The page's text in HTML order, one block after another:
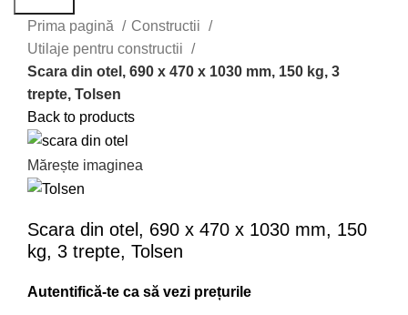
Prima pagină
Constructii
Utilaje pentru constructii
Scara din otel, 690 x 470 x 1030 mm, 150 kg, 3
trepte, Tolsen
Back to products
Mărește imaginea
Scara din otel, 690 x 470 x 1030 mm, 150
kg, 3 trepte, Tolsen